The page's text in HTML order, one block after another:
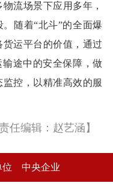
流场景下应用多年，
随着“北斗”的全面爆
运平台的价值，通过
途中的安全保障，做
控，以精准高效的服
责任编辑：赵艺涵】
位 中央企业